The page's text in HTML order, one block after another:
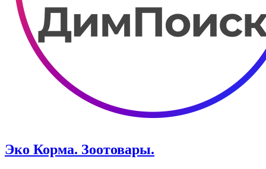
Эко Корма. ​Зоотовары.